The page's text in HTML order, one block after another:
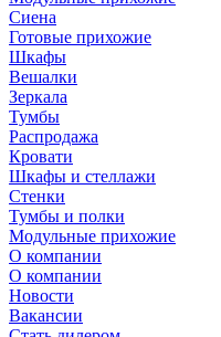
Сиена
Готовые прихожие
Шкафы
Вешалки
Зеркала
Тумбы
Распродажа
Кровати
Шкафы и стеллажи
Стенки
Тумбы и полки
Модульные прихожие
О компании
О компании
Новости
Вакансии